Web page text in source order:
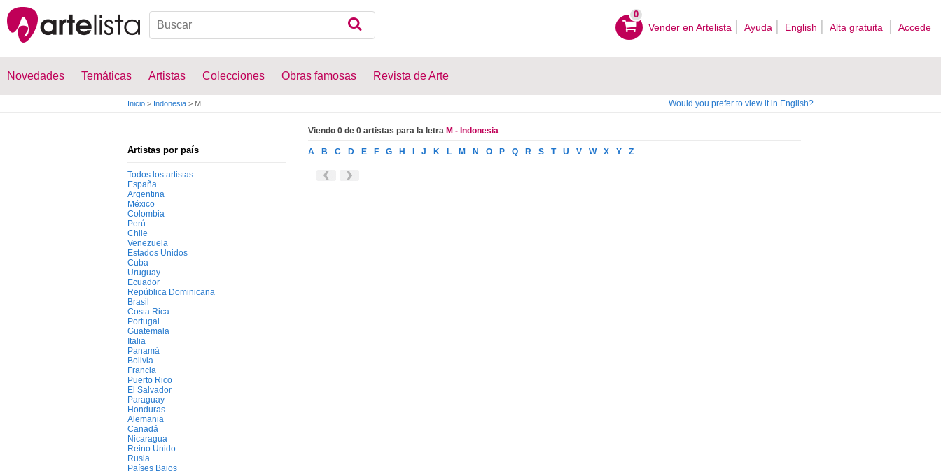
0
Vender en Artelista Ayuda English Alta gratuita Accede
Novedades Temáticas Artistas Colecciones Obras famosas Revista de Arte
Inicio > Indonesia > M Would you prefer to view it in English?
Artistas por país
Todos los artistas
España
Argentina
México
Colombia
Perú
Chile
Venezuela
Estados Unidos
Cuba
Uruguay
Ecuador
República Dominicana
Brasil
Costa Rica
Portugal
Guatemala
Italia
Panamá
Bolivia
Francia
Puerto Rico
El Salvador
Paraguay
Honduras
Alemania
Canadá
Nicaragua
Reino Unido
Rusia
Países Bajos
Viendo 0 de 0 artistas para la letra M - Indonesia
A B C D E F G H J K L M N O P Q R S T U V W X Y Z